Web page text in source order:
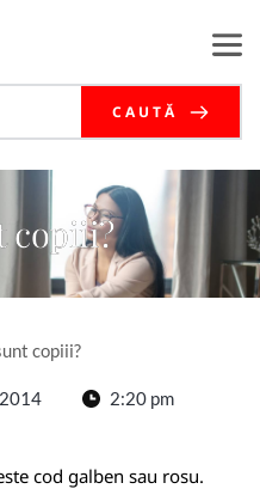
CAUTĂ
copiii?
copiii?
2:20 pm
cod galben sau rosu.